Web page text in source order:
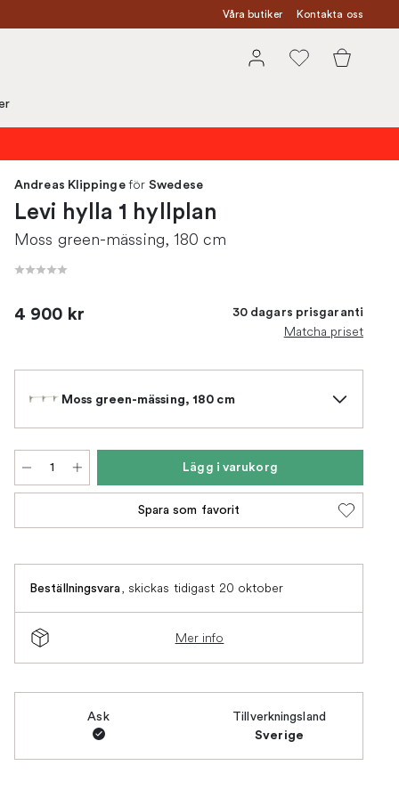
Våra butiker Kontakta oss
Andreas Klippinge för Swedese
Levi hylla 1 hyllplan
Moss green-mässing, 180 cm
4 900 kr 30 dagars prisgaranti
Matcha priset
Moss green-mässing, 180 cm
Lägg i varukorg
Spara som favorit
Beställningsvara, skickas tidigast 20 oktober
Mer info
Ask Tillverkningsland
Sverige